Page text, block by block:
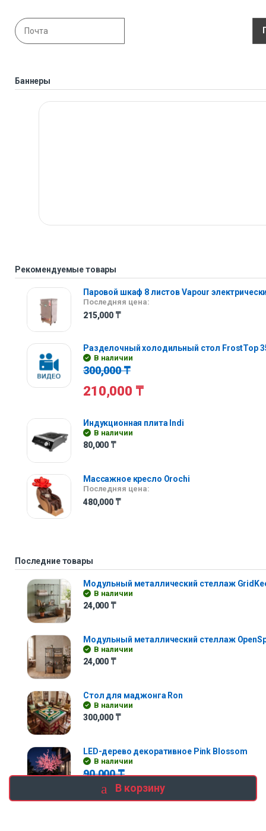
В корзину
Баннеры
Рекомендуемые товары
Паровой шкаф 8 листов Vapour
Последняя цена:
215,000 ₸
Разделочный холодильный стол FrostTop
В наличии
300,000₸
210,000 ₸
Индукционная плита Indi
В наличии
80,000 ₸
Массажное кресло Orochi
Последняя цена:
480,000 ₸
Последние товары
Модульный металлический стеллаж
В наличии
24,000 ₸
Модульный металлический стеллаж
В наличии
24,000 ₸
Стол для маджонга Ron
В наличии
300,000 ₸
LED-дерево декоративное Pink Blossom
В наличии
90,000₸
45,000₸